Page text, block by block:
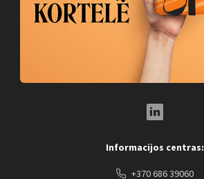
Informacijos centras:
+370 686 39060